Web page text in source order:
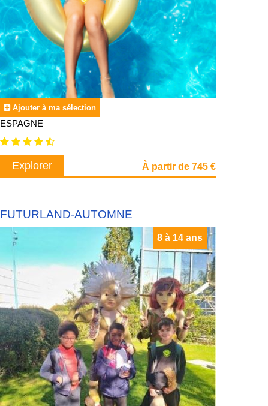
Ajouter à ma sélection
ESPAGNE
Explorer À partir de 745 €
FUTURLAND-AUTOMNE
8 à 14 ans